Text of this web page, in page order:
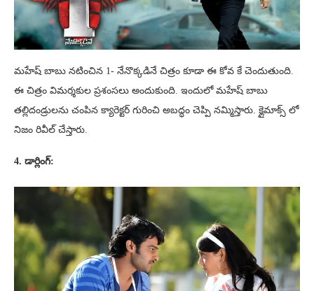
మహేష్ బాబు నటించిన 1- నేనొక్కడినే చిత్రం కూడా ఈ కోవ కే చెందుతుంది.
ఈ చిత్రం విమర్శకుల ప్రశంసలు అందుకుంది. ఇందులో మహేష్ బాబు
తల్లిదండ్రులను చంపిన క్యారెక్టర్ గురించి అబద్ధం చెప్పి నమ్మిస్తారు. క్లైమాక్స్ లో
నిజం రివీల్ చేస్తారు.
4. డార్లింగ్: